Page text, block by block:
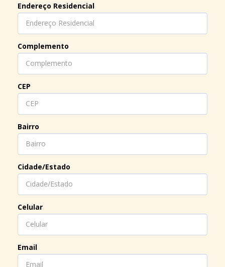
Endereço Residencial
Complemento
CEP
Bairro
Cidade/Estado
Celular
Email